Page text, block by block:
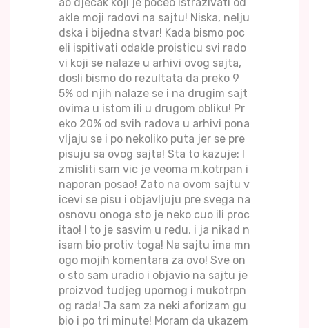
akle moji radovi na sajtu! Niska, nelju
dska i bijedna stvar! Kada bismo poc
eli ispitivati odakle proisticu svi rado
vi koji se nalaze u arhivi ovog sajta,
dosli bismo do rezultata da preko 9
5% od njih nalaze se i na drugim sajt
ovima u istom ili u drugom obliku! Pr
eko 20% od svih radova u arhivi pona
vljaju se i po nekoliko puta jer se pre
pisuju sa ovog sajta! Sta to kazuje: I
zmisliti sam vic je veoma m.kotrpan i
naporan posao! Zato na ovom sajtu v
icevi se pisu i objavljuju pre svega na
osnovu onoga sto je neko cuo ili proc
itao! I to je sasvim u redu, i ja nikad n
isam bio protiv toga! Na sajtu ima mn
ogo mojih komentara za ovo! Sve on
o sto sam uradio i objavio na sajtu je
proizvod tudjeg upornog i mukotrpn
og rada! Ja sam za neki aforizam gu
bio i po tri minute! Moram da ukazem